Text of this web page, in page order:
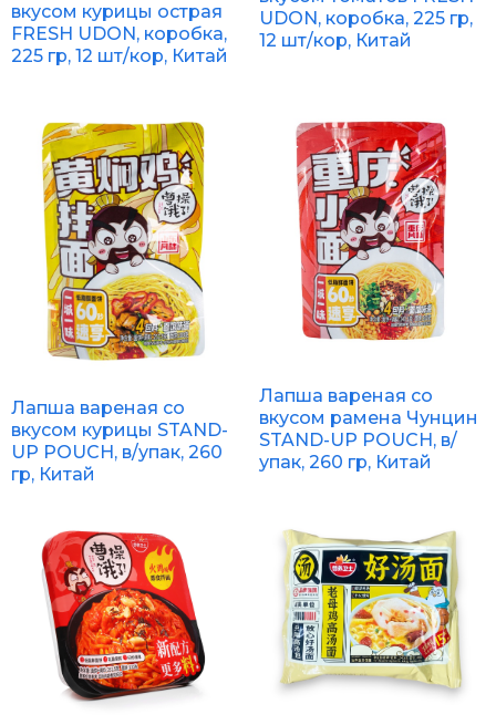
вкусом курицы острая
FRESH UDON, коробка,
225 гр, 12 шт/кор, Китай
UDON, коробка, 225 гр,
12 шт/кор, Китай
Лапша вареная со
вкусом курицы STAND-
UP POUCH, в/упак, 260
гр, Китай
Лапша вареная со
вкусом рамена Чунцин
STAND-UP POUCH, в/
упак, 260 гр, Китай